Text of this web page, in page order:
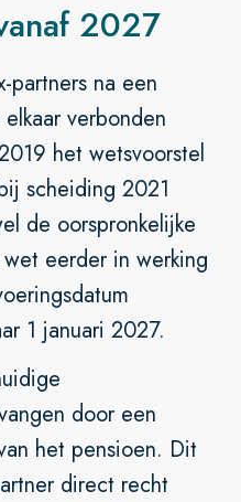
2027
partners na een
verbonden
het wetsvoorstel
scheiding 2021
de oorspronkelijke
eerder in werking
1 januari 2027.
door een
het pensioen. Dit
direct recht